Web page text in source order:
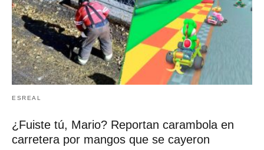
ESREAL
¿Fuiste tú, Mario? Reportan carambola en
carretera por mangos que se cayeron